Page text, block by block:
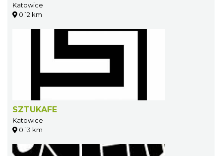
Katowice
0.12 km
SZTUKAFE
Katowice
0.13 km